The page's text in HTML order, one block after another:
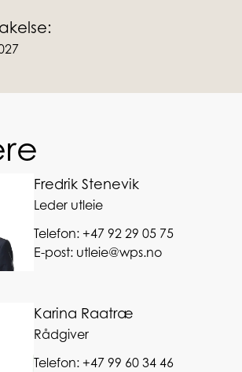
Fredrik Stenevik
Leder utleie
Telefon:+47 92 29 05 75
E-post: utleie@wps.no
Karina Raatræ
Rådgiver
Telefon:+47 99 60 34 46